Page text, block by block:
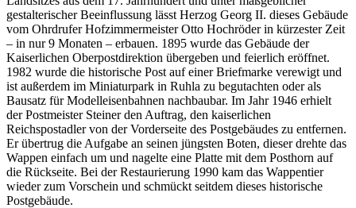
gestalterischer Beeinflussung lässt Herzog Georg II. dieses Gebäude
vom Ohrdrufer Hofzimmermeister Otto Hochröder in kürzester Zeit
– in nur 9 Monaten – erbauen. 1895 wurde das Gebäude der
Kaiserlichen Oberpostdirektion übergeben und feierlich eröffnet.
1982 wurde die historische Post auf einer Briefmarke verewigt und
ist außerdem im Miniaturpark in Ruhla zu begutachten oder als
Bausatz für Modelleisenbahnen nachbaubar. Im Jahr 1946 erhielt
der Postmeister Steiner den Auftrag, den kaiserlichen
Reichspostadler von der Vorderseite des Postgebäudes zu entfernen.
Er übertrug die Aufgabe an seinen jüngsten Boten, dieser drehte das
Wappen einfach um und nagelte eine Platte mit dem Posthorn auf
die Rückseite. Bei der Restaurierung 1990 kam das Wappentier
wieder zum Vorschein und schmückt seitdem dieses historische
Postgebäude.